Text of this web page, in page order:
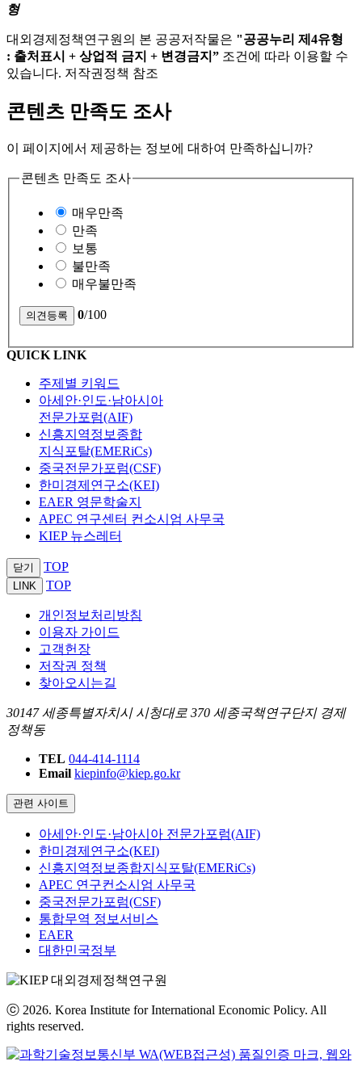
형
대외경제정책연구원의 본 공공저작물은 "공공누리 제4유형
: 출처표시 + 상업적 금지 + 변경금지” 조건에 따라 이용할 수
있습니다. 저작권정책 참조
콘텐츠 만족도 조사
이 페이지에서 제공하는 정보에 대하여 만족하십니까?
콘텐츠 만족도 조사
매우만족
만족
보통
불만족
매우불만족
0/100
QUICK LINK
주제별 키워드
아세안·인도·남아시아
전문가포럼(AIF)
신흥지역정보종합
지식포탈(EMERiCs)
중국전문가포럼(CSF)
한미경제연구소(KEI)
EAER 영문학술지
APEC 연구센터 컨소시엄 사무국
KIEP 뉴스레터
닫기 TOP
LINK TOP
개인정보처리방침
이용자 가이드
고객헌장
저작권 정책
찾아오시는길
30147 세종특별자치시 시청대로 370 세종국책연구단지 경제
정책동
TEL 044-414-1114
Email kiepinfo@kiep.go.kr
관련 사이트
아세안·인도·남아시아 전문가포럼(AIF)
한미경제연구소(KEI)
신흥지역정보종합지식포탈(EMERiCs)
APEC 연구컨소시엄 사무국
중국전문가포럼(CSF)
통합무역 정보서비스
EAER
대한민국정부
ⓒ 2026. Korea Institute for International Economic Policy. All
rights reserved.